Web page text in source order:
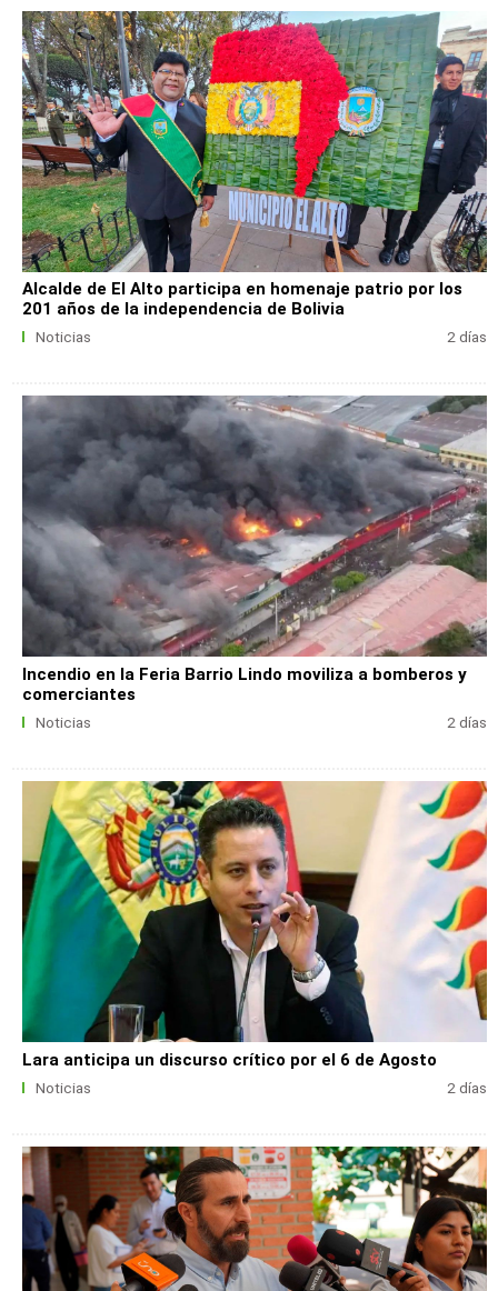
Alcalde de El Alto participa en homenaje patrio por los
201 años de la independencia de Bolivia
Noticias 2 días
Incendio en la Feria Barrio Lindo moviliza a bomberos y
comerciantes
Noticias 2 días
Lara anticipa un discurso crítico por el 6 de Agosto
Noticias 2 días